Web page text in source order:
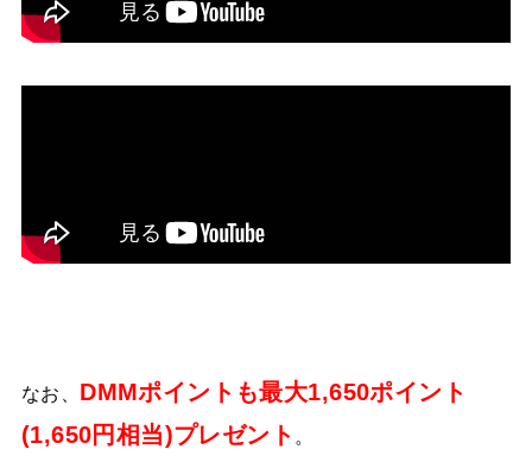
なお、 DMMポイントも最大1,650ポイント
(1,650円相当)プレゼント 。